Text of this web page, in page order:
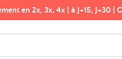
en 2x, 3x, 4x | à J+15, J+30